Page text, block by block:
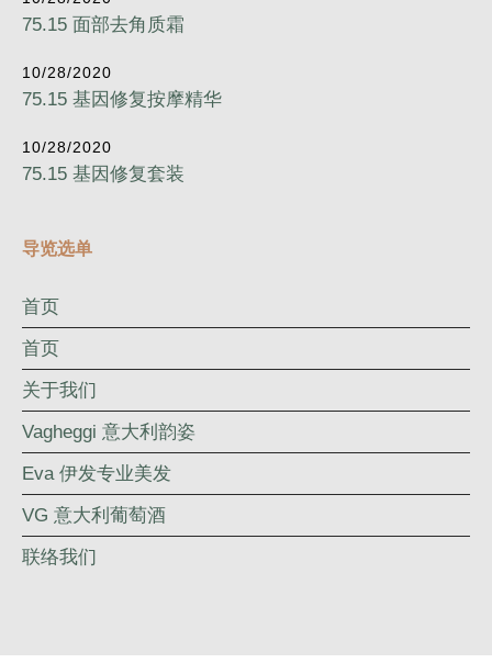
75.15 面部去角质霜
10/28/2020
75.15 基因修复按摩精华
10/28/2020
75.15 基因修复套装
导览选单
首页
首页
关于我们
Vagheggi 意大利韵姿
Eva 伊发专业美发
VG 意大利葡萄酒
联络我们